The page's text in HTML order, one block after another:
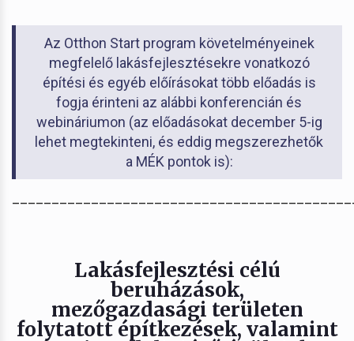
Az Otthon Start program követelményeinek
megfelelő lakásfejlesztésekre vonatkozó
építési és egyéb előírásokat több előadás is
fogja érinteni az alábbi konferencián és
webináriumon (az előadásokat december 5-ig
lehet megtekinteni, és eddig megszerezhetők
a MÉK pontok is):
Lakásfejlesztési célú
beruházások,
mezőgazdasági területen
folytatott építkezések, valamint